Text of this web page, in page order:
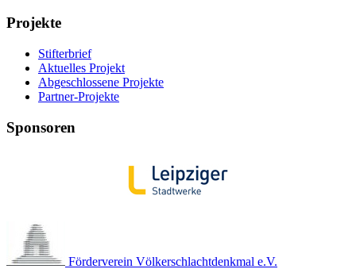
Projekte
Stifterbrief
Aktuelles Projekt
Abgeschlossene Projekte
Partner-Projekte
Sponsoren
Förderverein Völkerschlachtdenkmal e.V.